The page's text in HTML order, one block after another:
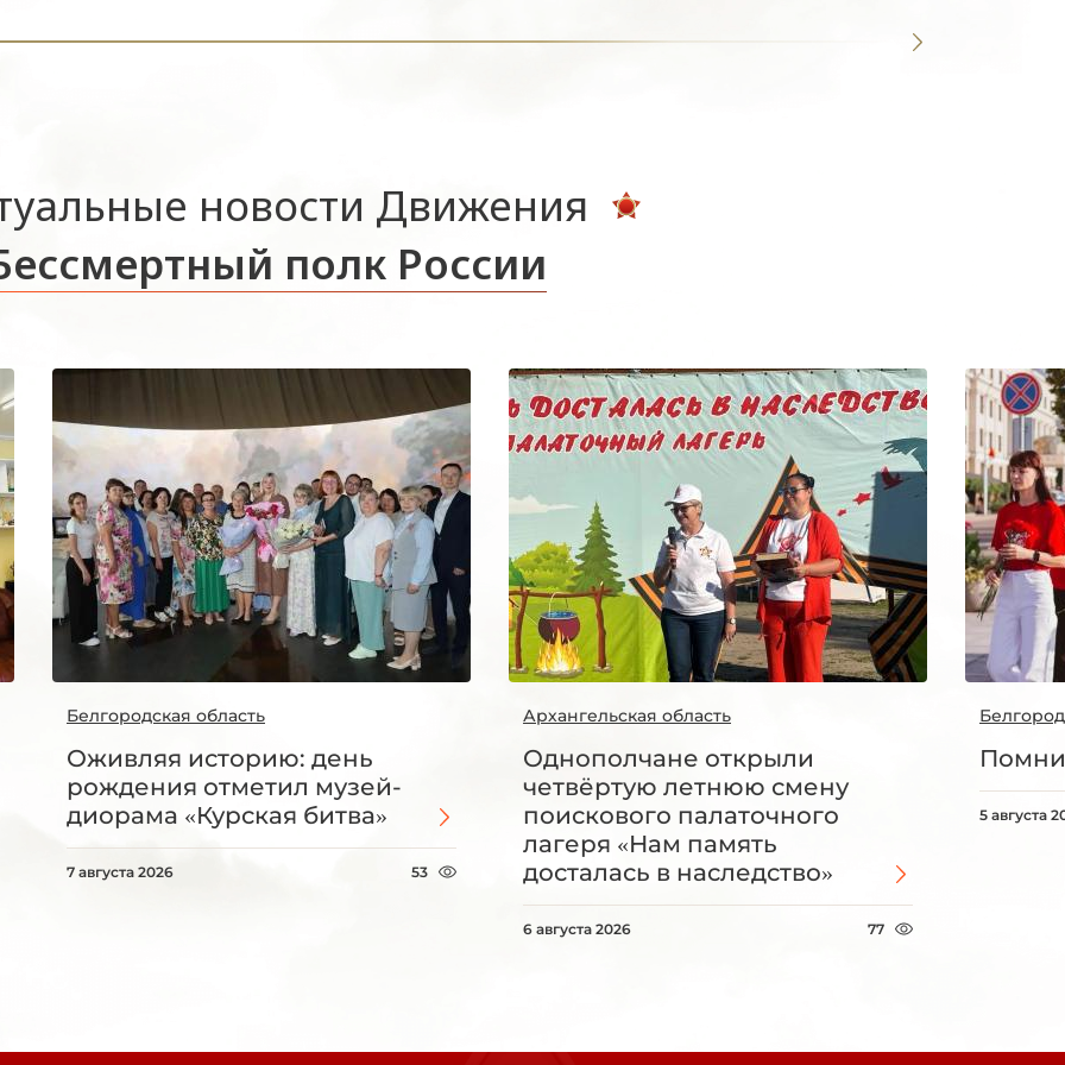
новости Движения
полк России
Белгородская область
Оживляя историю: день
рождения отметил музей-
диорама «Курская битва»
7 августа 2026 53
Архангельская область
Однополчане открыли
четвёртую летнюю смену
поискового палаточного
лагеря «Нам память
досталась в наследство»
6 августа 2026 77
5 августа